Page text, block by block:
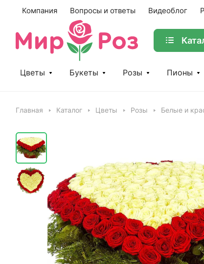
Компания Вопросы и ответы Видеоблог
Цветы Букеты Розы Пионы
Главная Каталог Цветы Розы Белые и